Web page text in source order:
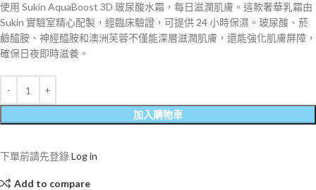
使用 Sukin AquaBoost 3D 玻尿酸水霜，每日滋潤肌膚。這款奢華乳霜由
Sukin 實驗室精心配製，經臨床驗證，可提供 24 小時保濕。玻尿酸、菸
鹼醯胺、神經醯胺和澳洲芙蓉不僅能深層滋潤肌膚，還能強化肌膚屏障，
確保日夜即時滋養。
加入購物車
下單前請先登錄Log in
Add to compare